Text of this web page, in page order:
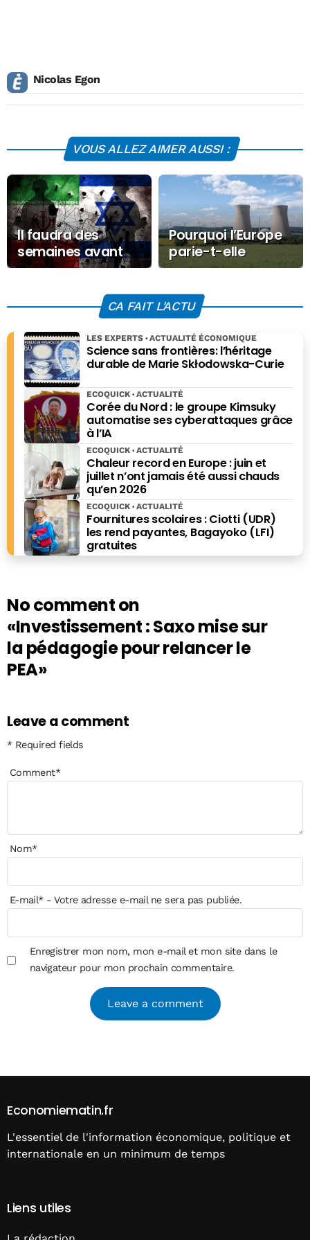
Nicolas Egon
VOUS ALLEZ AIMER AUSSI :
Il faudra des
semaines avant
que les prix de
baissent selon le
américain à
l’énergie
Pourquoi l’Europe
parie-t-elle
désormais sur les
nucléaires ?
CA FAIT L'ACTU
Science sans frontières: l’héritage
durable de Marie Skłodowska-Curie
LES EXPERTS ACTUALITÉ ÉCONOMIQUE
Corée du Nord : le groupe Kimsuky
automatise ses cyberattaques grâce
à l’IA
ECOQUICK ACTUALITÉ
Chaleur record en Europe : juin et
juillet n’ont jamais été aussi chauds
qu’en 2026
ECOQUICK ACTUALITÉ
Fournitures scolaires : Ciotti (UDR)
les rend payantes, Bagayoko (LFI)
gratuites
ECOQUICK ACTUALITÉ
No comment on
«Investissement : Saxo mise sur
la pédagogie pour relancer le
PEA»
Leave a comment
* Required fields
Comment*
Nom*
E-mail*- Votre adresse e-mail ne sera pas publiée.
Enregistrer mon nom, mon e-mail et mon site dans le
navigateur pour mon prochain commentaire.
Economiematin.fr
L'essentiel de l'information économique, politique et
internationale en un minimum de temps
Liens utiles